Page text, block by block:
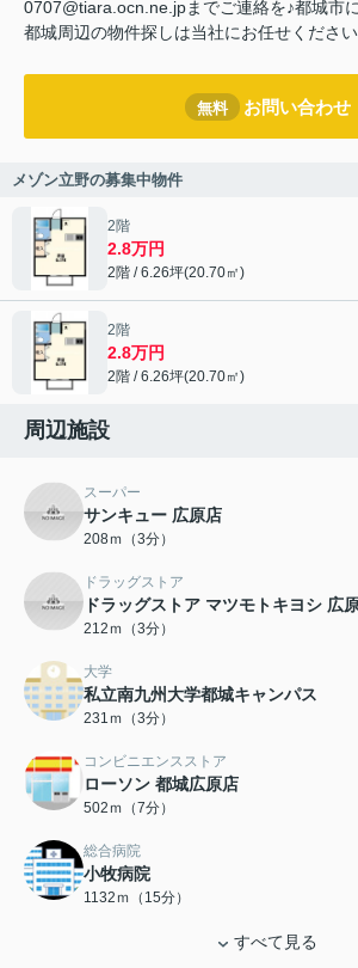
0707@tiara.ocn.ne.jpまでご連絡を♪都城市
都城周辺の物件探しは当社にお任せくださ
無料 お問い合わせ
メゾン立野の募集中物件
2階
2.8万円
2階 / 6.26坪(20.70㎡)
2階
2.8万円
2階 / 6.26坪(20.70㎡)
周辺施設
スーパー
サンキュー 広原店
208ｍ（3分）
ドラッグストア
ドラッグストア マツモトキヨシ 広
212ｍ（3分）
大学
私立南九州大学都城キャンパス
231ｍ（3分）
コンビニエンスストア
ローソン 都城広原店
502ｍ（7分）
総合病院
小牧病院
1132ｍ（15分）
すべて見る